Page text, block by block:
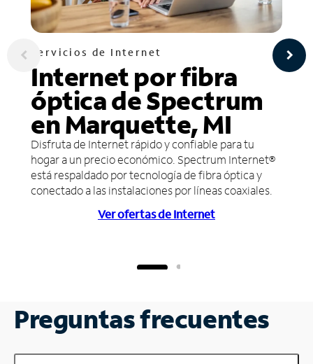
Servicios de Internet
Internet por fibra
óptica de Spectrum
en Marquette, MI
Disfruta de Internet rápido y confiable para tu
hogar a un precio económico. Spectrum Internet®
está respaldado por tecnología de fibra óptica y
conectado a las instalaciones por líneas coaxiales.
Ver ofertas de Internet
Preguntas frecuentes